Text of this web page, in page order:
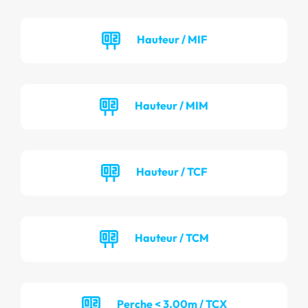
Hauteur / MIF
Hauteur / MIM
Hauteur / TCF
Hauteur / TCM
Perche < 3.00m / TCX